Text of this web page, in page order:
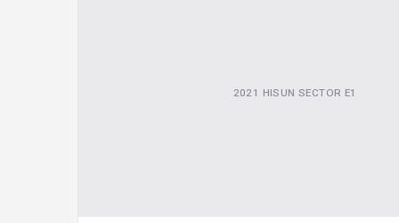
2021 HISUN SECTOR E1